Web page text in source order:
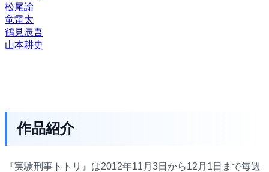
松尾諭
竜雷太
鶴見辰吾
山本耕史
作品紹介
『実験刑事トトリ』は2012年11月3日から12月1日まで毎週